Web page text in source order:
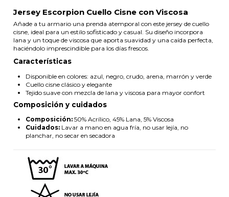
Jersey Escorpion Cuello Cisne con Viscosa
Añade a tu armario una prenda atemporal con este jersey de cuello
cisne, ideal para un estilo sofisticado y casual. Su diseño incorpora
lana y un toque de viscosa que aporta suavidad y una caída perfecta,
haciéndolo imprescindible para los días frescos.
Características
Disponible en colores: azul, negro, crudo, arena, marrón y verde
Cuello cisne clásico y elegante
Tejido suave con mezcla de lana y viscosa para mayor confort
Composición y cuidados
Composición: 50% Acrílico, 45% Lana, 5% Viscosa
Cuidados: Lavar a mano en agua fría, no usar lejía, no
planchar, no secar en secadora